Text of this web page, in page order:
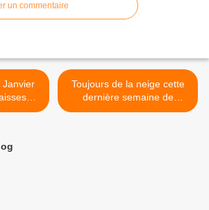
un commentaire
nos
Toujours de la neige cette
dernière semaine de
vacances ! >